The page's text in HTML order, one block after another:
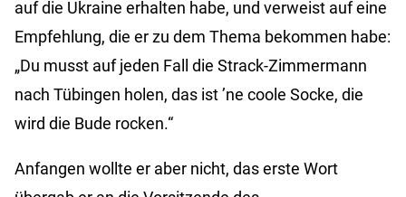
auf die Ukraine erhalten habe, und verweist auf eine
Empfehlung, die er zu dem Thema bekommen habe:
„Du musst auf jeden Fall die Strack-Zimmermann
nach Tübingen holen, das ist ’ne coole Socke, die
wird die Bude rocken.“
Anfangen wollte er aber nicht, das erste Wort